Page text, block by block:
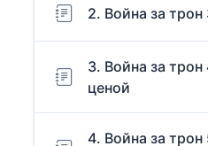
2. Война за
3. Война за
ценой
4. Война за